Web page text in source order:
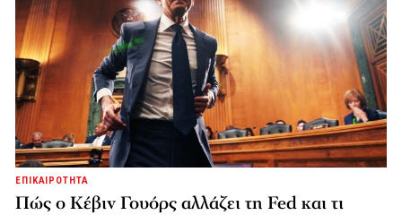
ΕΠΙΚΑΙΡΟΤΗΤΑ
Πώς ο Κέβιν Γουόρς αλλάζει τη Fed και τι